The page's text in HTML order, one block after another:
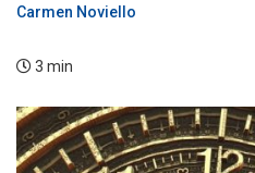
Carmen Noviello
3 min